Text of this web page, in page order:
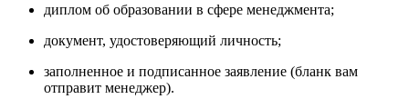
диплом об образовании в сфере менеджмента;
документ, удостоверяющий личность;
заполненное и подписанное заявление (бланк вам
отправит менеджер).